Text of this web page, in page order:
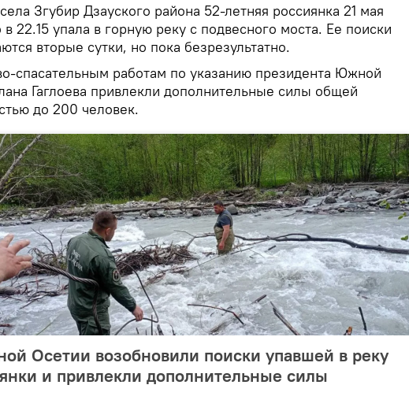
Згубир Дзауского района 52-летняя россиянка 21 мая
22.15 упала в горную реку с подвесного моста. Ее поиски
вторые сутки, но пока безрезультатно.
спасательным работам по указанию президента Южной
Гаглоева привлекли дополнительные силы общей
до 200 человек.
Осетии возобновили поиски упавшей в реку
и привлекли дополнительные силы